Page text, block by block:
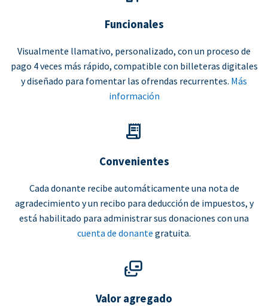
Funcionales
Visualmente llamativo, personalizado, con un proceso de
pago 4 veces más rápido, compatible con billeteras digitales
y diseñado para fomentar las ofrendas recurrentes. Más
información
Convenientes
Cada donante recibe automáticamente una nota de
agradecimiento y un recibo para deducción de impuestos, y
está habilitado para administrar sus donaciones con una
cuenta de donante gratuita.
Valor agregado